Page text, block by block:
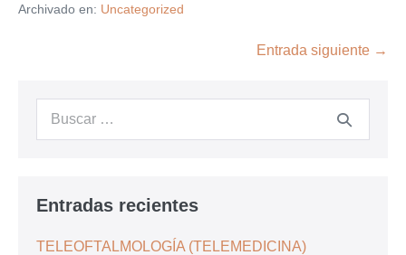
Archivado en: Uncategorized
entradas
Entrada siguiente →
Buscar:
Entradas recientes
TELEOFTALMOLOGÍA (TELEMEDICINA)